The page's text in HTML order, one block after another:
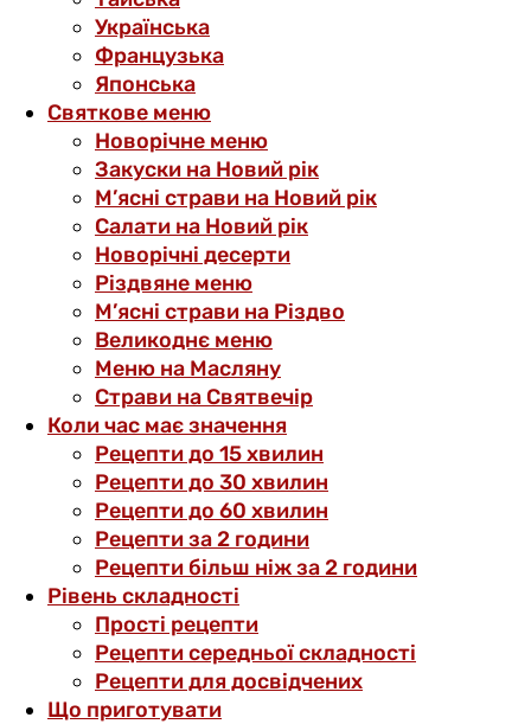
Українська
Французька
Японська
Святкове меню
Новорічне меню
Закуски на Новий рік
М’ясні страви на Новий рік
Салати на Новий рік
Новорічні десерти
Різдвяне меню
М’ясні страви на Різдво
Великоднє меню
Меню на Масляну
Страви на Святвечір
Коли час має значення
Рецепти до 15 хвилин
Рецепти до 30 хвилин
Рецепти до 60 хвилин
Рецепти за 2 години
Рецепти більш ніж за 2 години
Рівень складності
Прості рецепти
Рецепти середньої складності
Рецепти для досвідчених
Що приготувати